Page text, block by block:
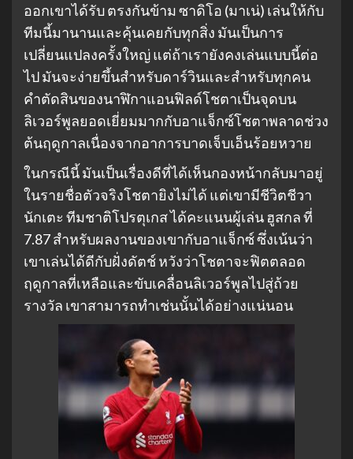
ออกเขาได้รับ ตรงกันข้าม ซาดิโอ (มาเน่) เล่นให้กับ
ทีมนี้มานานและคุ้นเคยกับทุกสิ่ง มันเป็นการ
เปลี่ยนแปลงครั้งใหญ่ แต่ถ้าเรายังคงเล่นแบบนี้ต่อ
ไป มันจะง่ายขึ้นสำหรับดาร์วินและสำหรับทุกคน
คำตัดสินของนาฬิกาแอนฟิลด์โชตาเป็นจุดบน
ลิเวอร์พูลยอดเยี่ยมมากกับอาแจ็กซ์โชตาพลาดช่วง
ต้นฤดูกาลเนื่องจากอาการบาดเจ็บเอ็นร้อยหวาย
ในกรณีนี้ มันเป็นเรื่องดีที่ได้เห็นกองหน้ากลับมาอยู่
ในรายชื่อตัวจริงโชตายิงไม่ได้ แต่เขามีชีวิตชีวา
นักเตะ ทีมชาติโปรตุเกส ได้คะแนนผู้เล่น ฮูสกล ที่
7.87 สำหรับผลงานของเขากับอาแจ็กซ์ ซึ่งเน้นว่า
เขาเล่นได้ดีกับฝั่งดัตช์ หวังว่าโชตาจะฟิตตลอด
ฤดูกาลที่เหลือและขับเคลื่อนลิเวอร์พูลไปสู่ถ้วย
รางวัล เขาสามารถทำเช่นนั้นได้อย่างแน่นอน